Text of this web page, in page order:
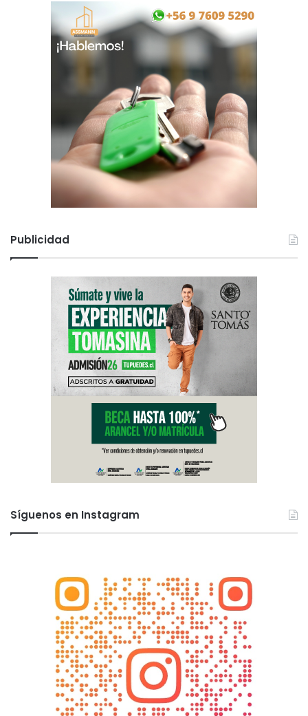
Publicidad
Síguenos en Instagram